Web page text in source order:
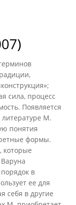
сила, процесс
Появляется
М.
понятия
формы.
которые
в
ее для
себя в другие